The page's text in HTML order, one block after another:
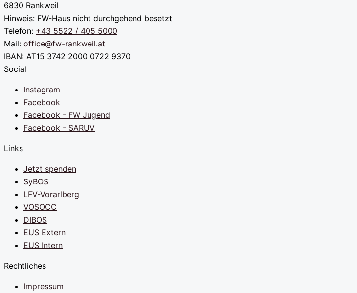
6830 Rankweil
Hinweis: FW-Haus nicht durchgehend besetzt
Telefon: +43 5522 / 405 5000
Mail: office@fw-rankweil.at
IBAN: AT15 3742 2000 0722 9370
Social
Instagram
Facebook
Facebook - FW Jugend
Facebook - SARUV
Links
Jetzt spenden
SyBOS
LFV-Vorarlberg
VOSOCC
DIBOS
EUS Extern
EUS Intern
Rechtliches
Impressum